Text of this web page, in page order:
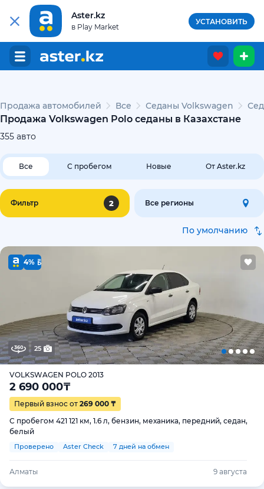
Aster.kz
в Play Market
УСТАНОВИТЬ
Продажа автомобилей Все Седаны Volkswagen
Продажа Volkswagen Polo седаны в Казахстане
355 авто
Все С пробегом Новые От Aster.kz
Фильтр 2 Все регионы
По умолчанию
4%
25
VOLKSWAGEN POLO 2013
2 690 000₸
Первый взнос от 269 000 ₸
С пробегом 421 121 км, 1.6 л, бензин, механика, передний, седан,
белый
Проверено Aster Check 7 дней на обмен
Алматы 9 августа